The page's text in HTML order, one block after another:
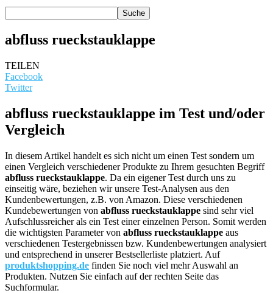
abfluss rueckstauklappe
TEILEN
Facebook
Twitter
abfluss rueckstauklappe im Test und/oder
Vergleich
In diesem Artikel handelt es sich nicht um einen Test sondern um
einen Vergleich verschiedener Produkte zu Ihrem gesuchten Begriff
abfluss rueckstauklappe. Da ein eigener Test durch uns zu
einseitig wäre, beziehen wir unsere Test-Analysen aus den
Kundenbewertungen, z.B. von Amazon. Diese verschiedenen
Kundebewertungen von abfluss rueckstauklappe sind sehr viel
Aufschlussreicher als ein Test einer einzelnen Person. Somit werden
die wichtigsten Parameter von abfluss rueckstauklappe aus
verschiedenen Testergebnissen bzw. Kundenbewertungen analysiert
und entsprechend in unserer Bestsellerliste platziert. Auf
produktshopping.de finden Sie noch viel mehr Auswahl an
Produkten. Nutzen Sie einfach auf der rechten Seite das
Suchformular.